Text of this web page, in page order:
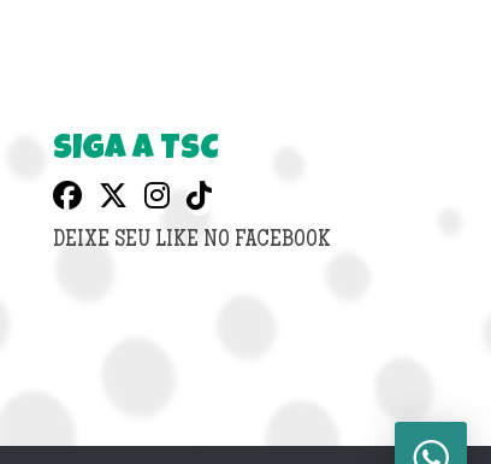
SIGA A TSC
DEIXE SEU LIKE NO FACEBOOK